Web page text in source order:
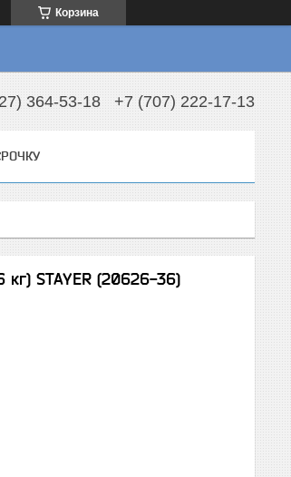
Корзина
364-53-18 +7 (707) 222-17-13
STAYER (20626-36)